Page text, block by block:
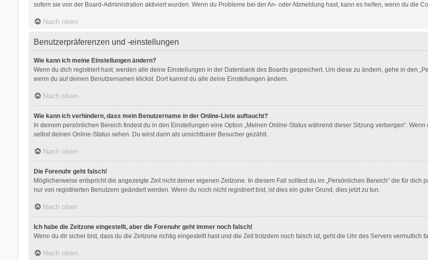
sofern sie von der Board-Administration aktiviert wurden. Wenn du Probleme bei der An- oder Abmeldung hast, kann es helfen, wenn du die
Nach oben
Benutzerpräferenzen und -einstellungen
Wie kann ich meine Einstellungen ändern?
Wenn du dich registriert hast, werden alle deine Einstellungen in der Datenbank des Boards gespeichert. Um diese zu ändern, gehe in den
wenn du auf deinen Benutzernamen klickst. Dort kannst du alle deine Einstellungen ändern.
Nach oben
Wie kann ich verhindern, dass mein Benutzername in der Online-Liste auftaucht?
In deinem persönlichen Bereich findest du in den Einstellungen eine Option „Meinen Online-Status während dieser Sitzung verbergen“.
selbst deinen Online-Status sehen. Du wirst dann als unsichtbarer Besucher gezählt.
Nach oben
Die Forenuhr geht falsch!
Möglicherweise entspricht die angezeigte Zeit nicht deiner eigenen Zeitzone. In diesem Fall solltest du im „Persönlichen Bereich“ die für
nur von registrierten Benutzern geändert werden. Wenn du noch nicht registriert bist, ist dies ein guter Grund, dies jetzt zu tun.
Nach oben
Ich habe die Zeitzone eingestellt, aber die Forenuhr geht immer noch falsch!
Wenn du dir sicher bist, dass du die Zeitzone richtig eingestellt hast und die Zeit trotzdem noch falsch ist, geht die Uhr des Servers vermutlich
Nach oben